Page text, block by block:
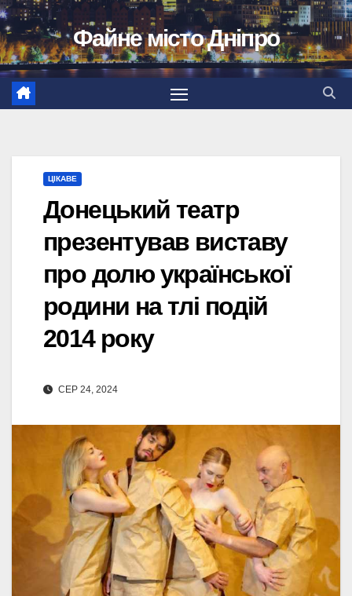
Перейти
до
вмісту
Файне місто Дніпро
ЦІКАВЕ
Донецький театр
презентував виставу
про долю української
родини на тлі подій
2014 року
СЕР 24, 2024